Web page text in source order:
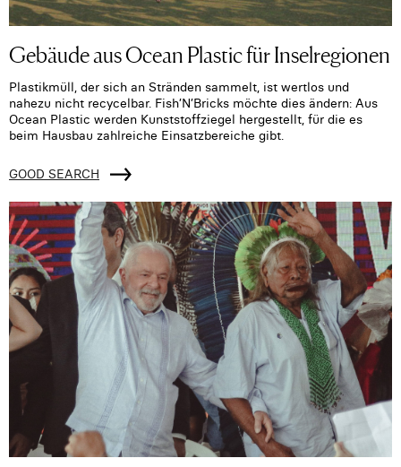
Gebäude aus Ocean Plastic für Inselregionen
Plastikmüll, der sich an Stränden sammelt, ist wertlos und
nahezu nicht recycelbar. Fish’N’Bricks möchte dies ändern: Aus
Ocean Plastic werden Kunststoffziegel hergestellt, für die es
beim Hausbau zahlreiche Einsatzbereiche gibt.
GOOD SEARCH